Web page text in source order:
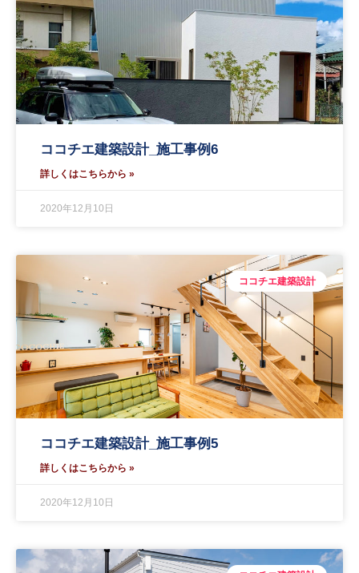
ココチエ建築設計_施工事例6
詳しくはこちらから »
2020年12月10日
ココチエ建築設計
ココチエ建築設計_施工事例5
詳しくはこちらから »
2020年12月10日